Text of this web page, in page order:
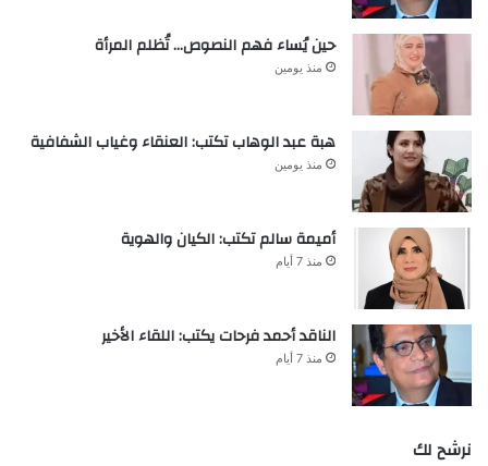
حين يُساء فهم النصوص… تُظلم المرأة
منذ يومين
هبة عبد الوهاب تكتب: العنقاء وغياب الشفافية
منذ يومين
أميمة سالم تكتب: الكيان والهوية
منذ 7 أيام
الناقد أحمد فرحات يكتب: اللقاء الأخير
منذ 7 أيام
نرشح لك